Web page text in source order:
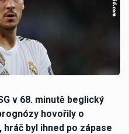
v 68. minutě beglický
hovořily o
byl ihned po zápase